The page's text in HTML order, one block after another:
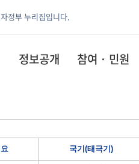
정부 누리집입니다.
정보공개 참여 · 민원
국기(태극기)